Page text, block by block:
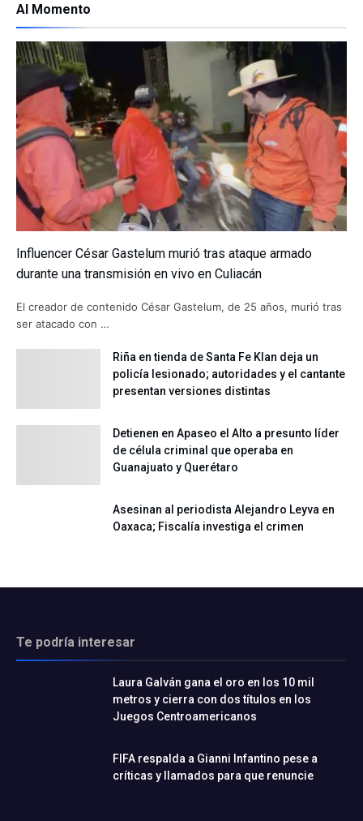
Al Momento
Influencer César Gastelum murió tras ataque armado
durante una transmisión en vivo en Culiacán
El creador de contenido César Gastelum, de 25 años, murió tras
ser atacado con …
Riña en tienda de Santa Fe Klan deja un
policía lesionado; autoridades y el cantante
presentan versiones distintas
Detienen en Apaseo el Alto a presunto líder
de célula criminal que operaba en
Guanajuato y Querétaro
Asesinan al periodista Alejandro Leyva en
Oaxaca; Fiscalía investiga el crimen
Te podría interesar
Laura Galván gana el oro en los 10 mil
metros y cierra con dos títulos en los
Juegos Centroamericanos
FIFA respalda a Gianni Infantino pese a
críticas y llamados para que renuncie